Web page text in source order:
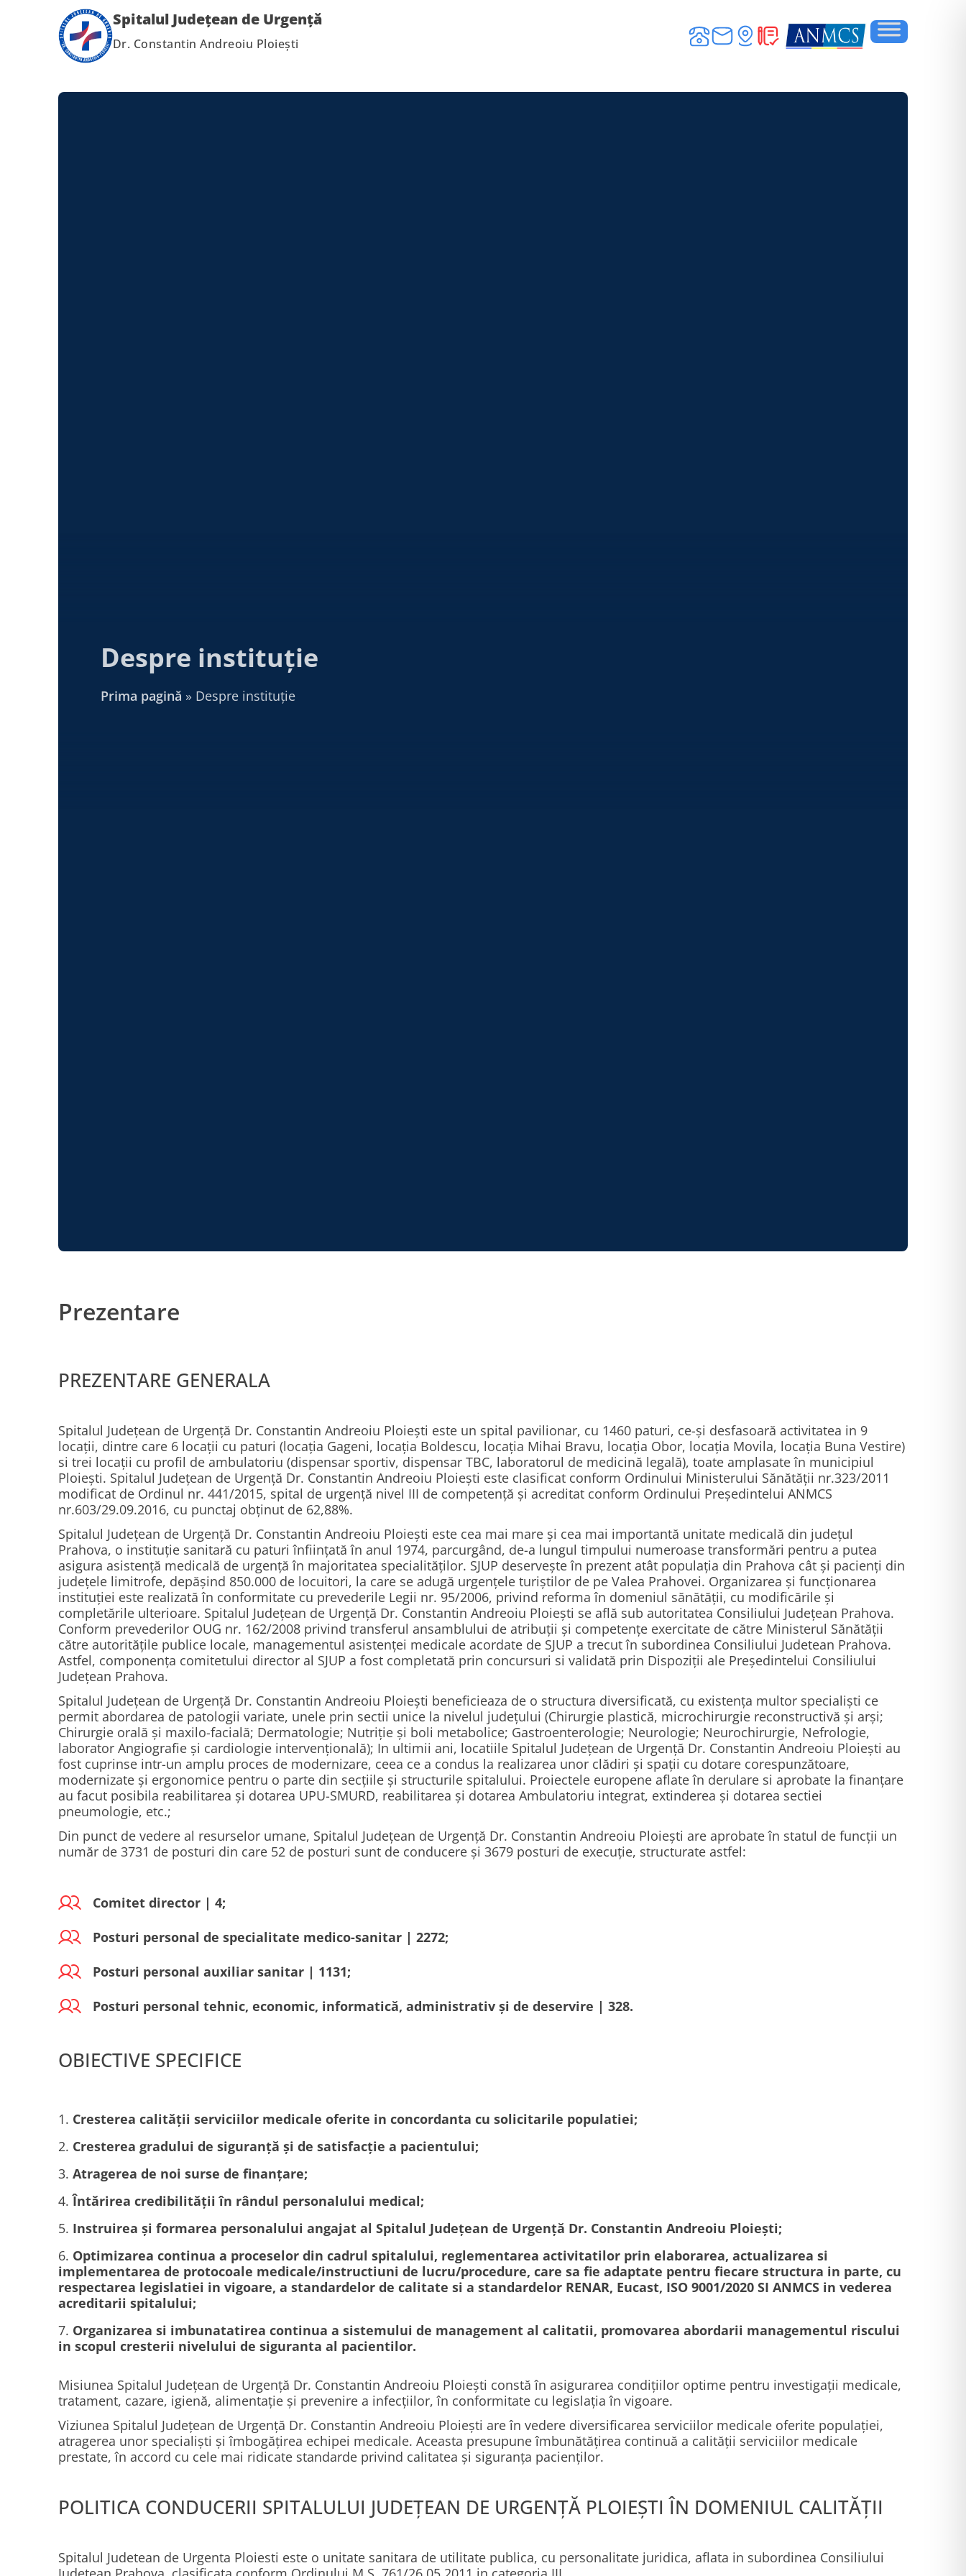
Spitalul Județean de Urgență
Dr. Constantin Andreoiu Ploiești
Despre instituție
Prima pagină » Despre instituție
Prezentare
PREZENTARE GENERALA
Spitalul Județean de Urgență Dr. Constantin Andreoiu Ploiești este un spital pavilionar, cu 1460 paturi, ce-și desfasoară activitatea in 9
locații, dintre care 6 locații cu paturi (locația Gageni, locația Boldescu, locația Mihai Bravu, locația Obor, locația Movila, locația Buna Vestire)
si trei locații cu profil de ambulatoriu (dispensar sportiv, dispensar TBC, laboratorul de medicină legală), toate amplasate în municipiul
Ploiești. Spitalul Județean de Urgență Dr. Constantin Andreoiu Ploiești este clasificat conform Ordinului Ministerului Sănătății nr.323/2011
modificat de Ordinul nr. 441/2015, spital de urgență nivel III de competență și acreditat conform Ordinului Președintelui ANMCS
nr.603/29.09.2016, cu punctaj obținut de 62,88%.
Spitalul Județean de Urgență Dr. Constantin Andreoiu Ploiești este cea mai mare și cea mai importantă unitate medicală din județul
Prahova, o instituție sanitară cu paturi înființată în anul 1974, parcurgând, de-a lungul timpului numeroase transformări pentru a putea
asigura asistență medicală de urgență în majoritatea specialităților. SJUP deservește în prezent atât populația din Prahova cât și pacienți din
județele limitrofe, depășind 850.000 de locuitori, la care se adugă urgențele turiștilor de pe Valea Prahovei. Organizarea și funcționarea
instituției este realizată în conformitate cu prevederile Legii nr. 95/2006, privind reforma în domeniul sănătății, cu modificările și
completările ulterioare. Spitalul Județean de Urgență Dr. Constantin Andreoiu Ploiești se află sub autoritatea Consiliului Județean Prahova.
Conform prevederilor OUG nr. 162/2008 privind transferul ansamblului de atribuţii şi competenţe exercitate de către Ministerul Sănătăţii
către autorităţile publice locale, managementul asistenţei medicale acordate de SJUP a trecut în subordinea Consiliului Judetean Prahova.
Astfel, componența comitetului director al SJUP a fost completată prin concursuri si validată prin Dispoziții ale Președintelui Consiliului
Județean Prahova.
Spitalul Județean de Urgență Dr. Constantin Andreoiu Ploiești beneficieaza de o structura diversificată, cu existența multor specialiști ce
permit abordarea de patologii variate, unele prin sectii unice la nivelul județului (Chirurgie plastică, microchirurgie reconstructivă și arși;
Chirurgie orală și maxilo-facială; Dermatologie; Nutriție și boli metabolice; Gastroenterologie; Neurologie; Neurochirurgie, Nefrologie,
laborator Angiografie și cardiologie intervențională); In ultimii ani, locatiile Spitalul Județean de Urgență Dr. Constantin Andreoiu Ploiești au
fost cuprinse intr-un amplu proces de modernizare, ceea ce a condus la realizarea unor clădiri și spații cu dotare corespunzătoare,
modernizate și ergonomice pentru o parte din secțiile și structurile spitalului. Proiectele europene aflate în derulare si aprobate la finanțare
au facut posibila reabilitarea și dotarea UPU-SMURD, reabilitarea și dotarea Ambulatoriu integrat, extinderea și dotarea sectiei
pneumologie, etc.;
Din punct de vedere al resurselor umane, Spitalul Județean de Urgență Dr. Constantin Andreoiu Ploiești are aprobate în statul de funcții un
număr de 3731 de posturi din care 52 de posturi sunt de conducere și 3679 posturi de execuție, structurate astfel:
Comitet director | 4;
Posturi personal de specialitate medico-sanitar | 2272;
Posturi personal auxiliar sanitar | 1131;
Posturi personal tehnic, economic, informatică, administrativ și de deservire | 328.
OBIECTIVE SPECIFICE
Cresterea calității serviciilor medicale oferite in concordanta cu solicitarile populatiei;
Cresterea gradului de siguranță și de satisfacție a pacientului;
Atragerea de noi surse de finanțare;
Întărirea credibilității în rândul personalului medical;
Instruirea și formarea personalului angajat al Spitalul Județean de Urgență Dr. Constantin Andreoiu Ploiești;
Optimizarea continua a proceselor din cadrul spitalului, reglementarea activitatilor prin elaborarea, actualizarea si
implementarea de protocoale medicale/instructiuni de lucru/procedure, care sa fie adaptate pentru fiecare structura in parte, cu
respectarea legislatiei in vigoare, a standardelor de calitate si a standardelor RENAR, Eucast, ISO 9001/2020 SI ANMCS in vederea
acreditarii spitalului;
Organizarea si imbunatatirea continua a sistemului de management al calitatii, promovarea abordarii managementul riscului
in scopul cresterii nivelului de siguranta al pacientilor.
Misiunea Spitalul Județean de Urgență Dr. Constantin Andreoiu Ploiești constă în asigurarea condițiilor optime pentru investigații medicale,
tratament, cazare, igienă, alimentație și prevenire a infecțiilor, în conformitate cu legislația în vigoare.
Viziunea Spitalul Județean de Urgență Dr. Constantin Andreoiu Ploiești are în vedere diversificarea serviciilor medicale oferite populației,
atragerea unor specialiști și îmbogățirea echipei medicale. Aceasta presupune îmbunătățirea continuă a calității serviciilor medicale
prestate, în accord cu cele mai ridicate standarde privind calitatea și siguranța pacienților.
POLITICA CONDUCERII SPITALULUI JUDEȚEAN DE URGENȚĂ PLOIEȘTI ÎN DOMENIUL CALITĂȚII
Spitalul Judetean de Urgenta Ploiesti este o unitate sanitara de utilitate publica, cu personalitate juridica, aflata in subordinea Consiliului